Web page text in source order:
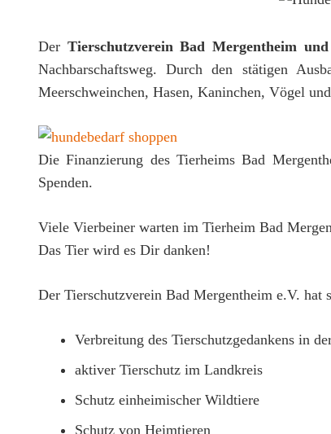
Der Tierschutzverein Bad Mergentheim
Nachbarschaftsweg. Durch den stätigen
Meerschweinchen, Hasen, Kaninchen, Vögel
Die Finanzierung des Tierheims Bad
Spenden.
Viele Vierbeiner warten im Tierheim Bad
Das Tier wird es Dir danken!
Der Tierschutzverein Bad Mergentheim e.V. hat
Verbreitung des Tierschutzgedankens in
aktiver Tierschutz im Landkreis
Schutz einheimischer Wildtiere
Schutz von Heimtieren